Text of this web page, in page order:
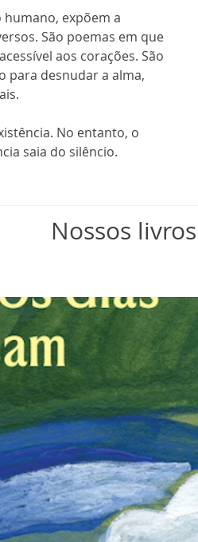
expõem a
São poemas em que
aos corações. São
para desnudar a alma,
No entanto, o
saia do silêncio.
Nossos livros